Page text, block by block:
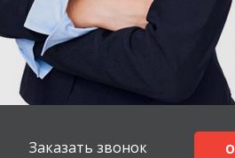
Заказать звонок